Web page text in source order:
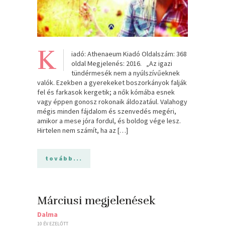
K
iadó: Athenaeum Kiadó Oldalszám: 368
oldal Megjelenés: 2016. „Az igazi
tündérmesék nem a nyúlszívűeknek
valók. Ezekben a gyerekeket boszorkányok falják
fel és farkasok kergetik; a nők kómába esnek
vagy éppen gonosz rokonaik áldozatául. Valahogy
mégis minden fájdalom és szenvedés megéri,
amikor a mese jóra fordul, és boldog vége lesz.
Hirtelen nem számít, ha az […]
tovább...
Márciusi megjelenések
Dalma
10 ÉV EZELŐTT